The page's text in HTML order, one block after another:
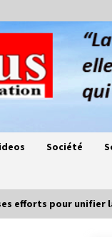
Société
efforts pour unifier